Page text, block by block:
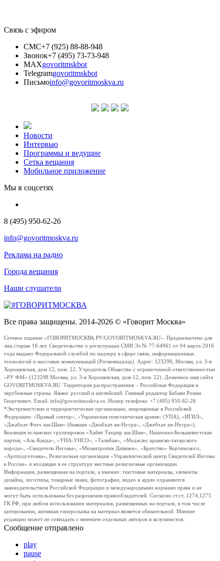
Связь с эфиром
СМС+7 (925) 88-88-948
Звонок+7 (495) 73-73-948
MAXgovoritmskbot
Telegramgovoritmskbot
Письмоinfo@govoritmoskva.ru
Новости
Интервью
Программы и ведущие
Сетка вещания
Мобильное приложение
Мы в соцсетях
8 (495) 950-62-26
info@govoritmoskva.ru
Реклама на радио
Города вещания
Наши слушатели
Все права защищены. 2014-2026 © «Говорит Москва»
Сетевое издание «ГОВОРИТМОСКВА.РУ/GOVORITMOSKVA.RU». Предназначено для
лиц старше 16 лет. Свидетельство о регистрации СМИ Эл № 77-64961 от 04 марта 2016
года выдано Федеральной службой по надзору в сфере связи, информационных
технологий и массовых коммуникаций (Роскомнадзор). Адрес: 123298, Москва, ул. 3-я
Хорошевская, дом 12, пом. 22. Учредитель Общество с ограниченной ответственностью
«РУ ФМ» (123298 Москва, ул. 3-я Хорошевская, дом 12, пом. 22). Доменное имя сайта
GOVORITMOSKVA.RU. Территория распространения – Российская Федерация и
зарубежные страны. Языки: русский и английский. Главный редактор Бабаян Роман
Георгиевич. Email: info@govoritmoskva.ru. Номер телефона: +7 (495) 950-62-26
*Экстремистские и террористические организации, запрещенные в Российской
Федерации: «Правый сектор», «Украинская повстанческая армия» (УПА), «ИГИЛ»,
«Джабхат Фатх аш-Шам» (бывшая «Джабхат ан-Нусра», «Джебхат ан-Нусра»),
Коалиция исламских группировок «Хайят Тахрир аш-Шам», Национал-Большевистская
партия, «Аль-Каида», «УНА-УНСО», «Талибан», «Меджлис крымско-татарского
народа», «Свидетели Иеговы», «Мизантропик Дивижн», «Братство» Корчинского,
«Артподготовка», Религиозная организация «Управленческий центр Свидетелей Иеговы
в России» и входящие в ее структуру местные религиозные организации.
Информация, размещенная на портале, а именно: текстовые материалы, элементы
дизайна, логотипы, товарные знаки, фотографии, видео и аудио охраняются
законодательством Российской Федерации и международными нормами права и не
могут быть использованы без разрешения правообладателей. Согласно ст.ст. 1274,1275
ГК РФ, при любом использовании материалов, размещенных на портале, в том числе
цитировании, активная гиперссылка на материал является обязательной. Мнение
редакции может не совпадать с мнением отдельных авторов и колумнистов.
Сообщение отправлено
play
pause